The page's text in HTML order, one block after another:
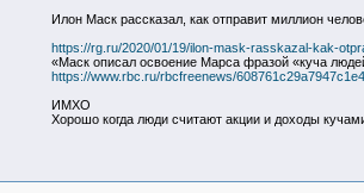
Илон Маск рассказал, как отправит миллион
https://rg.ru/2020/01/19/ilon-mask-rasskazal-kak-
«Маск описал освоение Марса фразой «куча
https://www.rbc.ru/rbcfreenews/
ИМХО
Хорошо когда люди считают акции и доходы